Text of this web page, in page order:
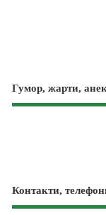
Гумор, жарти,
Контакти,